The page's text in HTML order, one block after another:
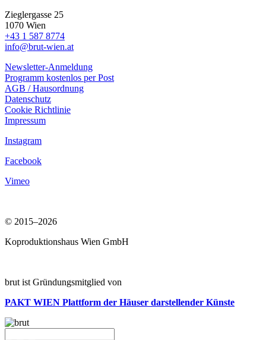
Zieglergasse 25
1070 Wien
+43 1 587 8774
info@brut-wien.at
Newsletter-Anmeldung
Programm kostenlos per Post
AGB / Hausordnung
Datenschutz
Cookie Richtlinie
Impressum
Instagram
Facebook
Vimeo
© 2015–2026
Koproduktionshaus Wien GmbH
brut ist Gründungsmitglied von
PAKT WIEN Plattform der Häuser darstellender Künste